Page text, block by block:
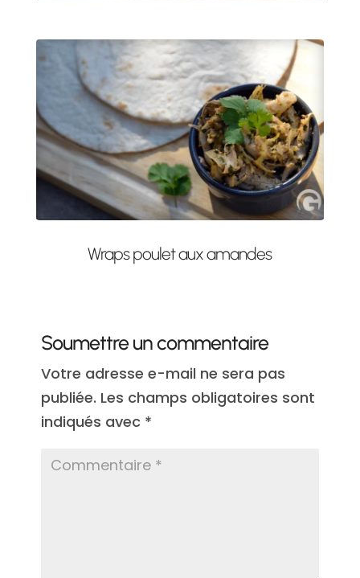
Wraps poulet aux amandes
Soumettre un commentaire
Votre adresse e-mail ne sera pas
publiée. Les champs obligatoires sont
indiqués avec *